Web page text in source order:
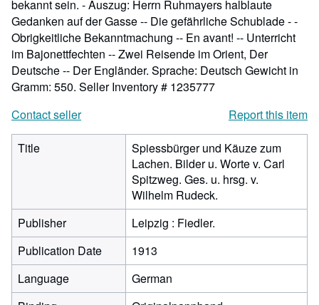
bekannt sein. - Auszug: Herrn Ruhmayers halblaute
Gedanken auf der Gasse -- Die gefährliche Schublade - -
Obrigkeitliche Bekanntmachung -- En avant! -- Unterricht
im Bajonettfechten -- Zwei Reisende im Orient, Der
Deutsche -- Der Engländer. Sprache: Deutsch Gewicht in
Gramm: 550. Seller Inventory # 1235777
Contact seller
Report this item
Title
Spiessbürger und Käuze zum
Lachen. Bilder u. Worte v. Carl
Spitzweg. Ges. u. hrsg. v.
Wilhelm Rudeck.
Publisher
Leipzig : Fiedler.
Publication Date
1913
Language
German